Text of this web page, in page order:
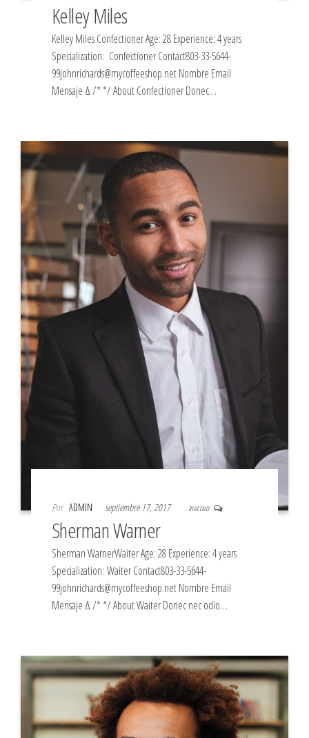
Kelley Miles
Kelley Miles Confectioner Age: 28 Experience: 4 years
Specialization: Confectioner Contact803-33-5644-
99johnrichards@mycoffeeshop.net Nombre Email
Mensaje Δ /* */ About Confectioner Donec…
Por ADMIN septiembre 17, 2017 Inactivo
Sherman Warner
Sherman WarnerWaiter Age: 28 Experience: 4 years
Specialization: Waiter Contact803-33-5644-
99johnrichards@mycoffeeshop.net Nombre Email
Mensaje Δ /* */ About Waiter Donec nec odio…